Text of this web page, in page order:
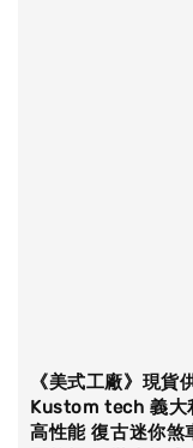
《美式工廠》現貨
Kustom tech 義大
高性能 復古迷你煞